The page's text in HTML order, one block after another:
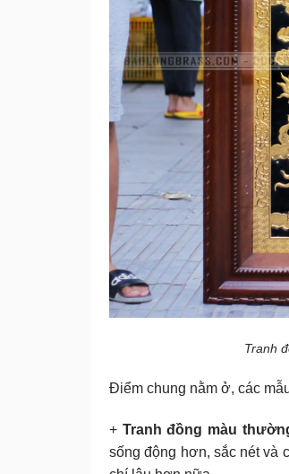
Tranh
Điểm chung nằm ở, các
+ Tranh đồng màu
sống động hơn, sắc nét và